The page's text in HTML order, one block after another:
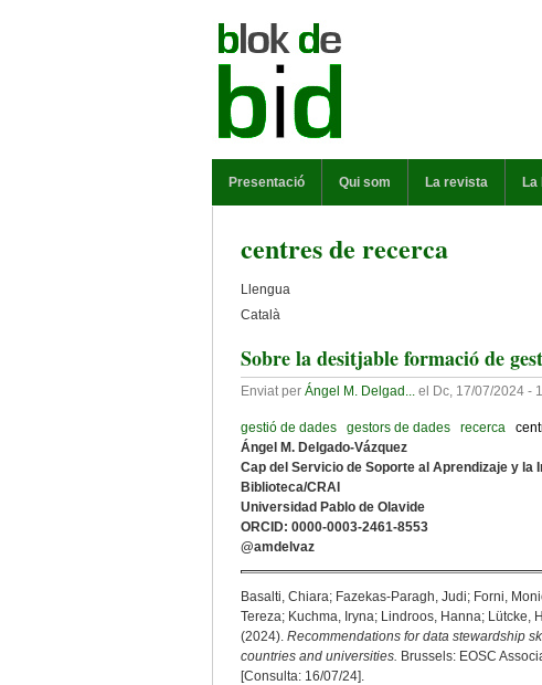
Presentació Qui som La revista La
centres de recerca
Llengua
Català
Sobre la desitjable formació de
Enviat per Ángel M. Delgad... el Dc, 17/07/2024 -
gestió de dades gestors de dades recerca
Ángel M. Delgado-Vázquez
Cap del Servicio de Soporte al Aprendizaje y la
Biblioteca/CRAI
Universidad Pablo de Olavide
ORCID: 0000-0003-2461-8553
@amdelvaz
Basalti, Chiara; Fazekas-Paragh, Judi; Forni,
Tereza; Kuchma, Iryna; Lindroos, Hanna;
(2024). Recommendations for data stewardship
countries and universities. Brussels: EOSC
[Consulta: 16/07/24].